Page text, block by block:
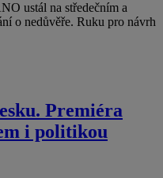
ustál na středečním a
o nedůvěře. Ruku pro návrh
Premiéra
i politikou